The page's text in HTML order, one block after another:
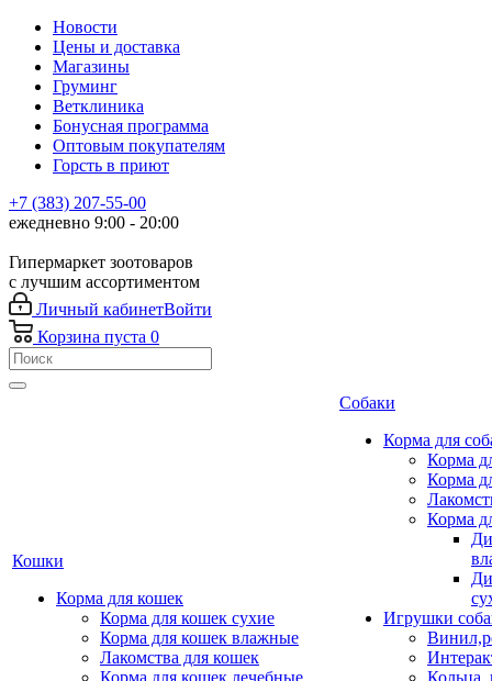
Новости
Цены и доставка
Магазины
Груминг
Ветклиника
Бонусная программа
Оптовым покупателям
Горсть в приют
+7 (383) 207-55-00
ежедневно 9:00 - 20:00
Гипермаркет зоотоваров
с лучшим ассортиментом
Личный кабинетВойти
Корзина пуста 0
Кошки
Корма для кошек
Корма для кошек сухие
Корма для кошек влажные
Лакомства для кошек
Корма для кошек лечебные
Собаки
Корма для
Корма
Корма
Корма
Игрушки
Кольца,